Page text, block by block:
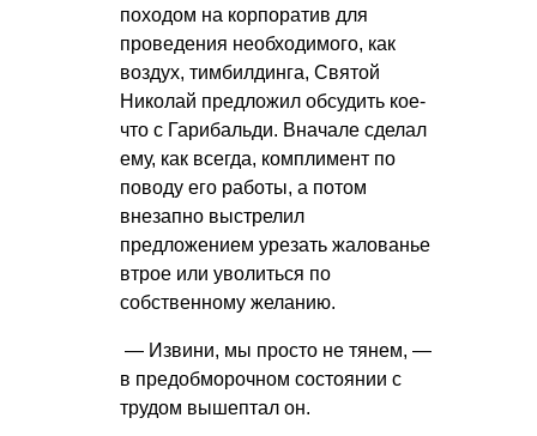
походом на корпоратив для
проведения необходимого, как
воздух, тимбилдинга, Святой
Николай предложил обсудить кое-
что с Гарибальди. Вначале сделал
ему, как всегда, комплимент по
поводу его работы, а потом
внезапно выстрелил
предложением урезать жалованье
втрое или уволиться по
собственному желанию.
— Извини, мы просто не тянем, —
в предобморочном состоянии с
трудом вышептал он.